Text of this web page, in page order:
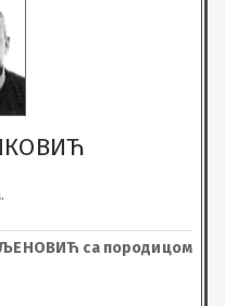
са породицом